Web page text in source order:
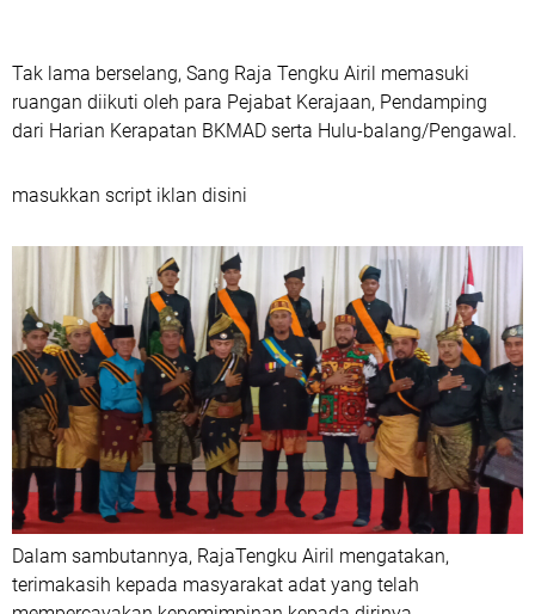
Tak lama berselang, Sang Raja Tengku Airil memasuki
ruangan diikuti oleh para Pejabat Kerajaan, Pendamping
dari Harian Kerapatan BKMAD serta Hulu-balang/Pengawal.
masukkan script iklan disini
Dalam sambutannya, RajaTengku Airil mengatakan,
terimakasih kepada masyarakat adat yang telah